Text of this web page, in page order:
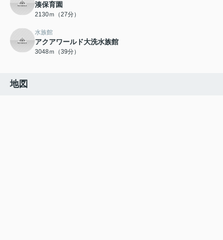
湊保育園
2130ｍ（27分）
水族館
アクアワールド大洗水族館
3048ｍ（39分）
地図